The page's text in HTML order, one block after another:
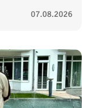
07.08.2026